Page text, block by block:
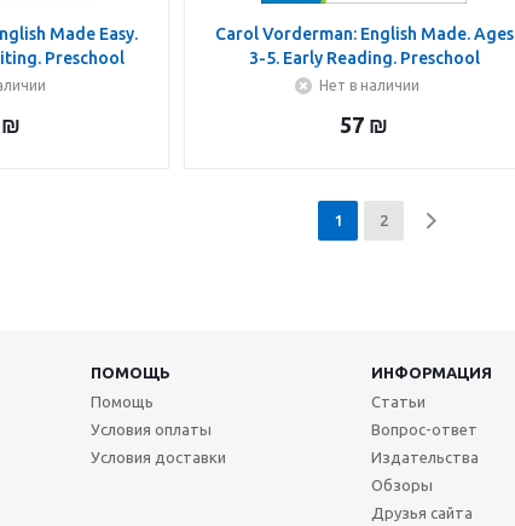
Made Easy.
Preschool
₪
Carol Vorderman: English Made. Ages
3-5. Early Reading. Preschool
Нет в наличии
57 ₪
1 2
ПОМОЩЬ
ИНФОРМАЦИЯ
Помощь
Условия оплаты
Условия доставки
Статьи
Вопрос-ответ
Издательства
Обзоры
Друзья сайта